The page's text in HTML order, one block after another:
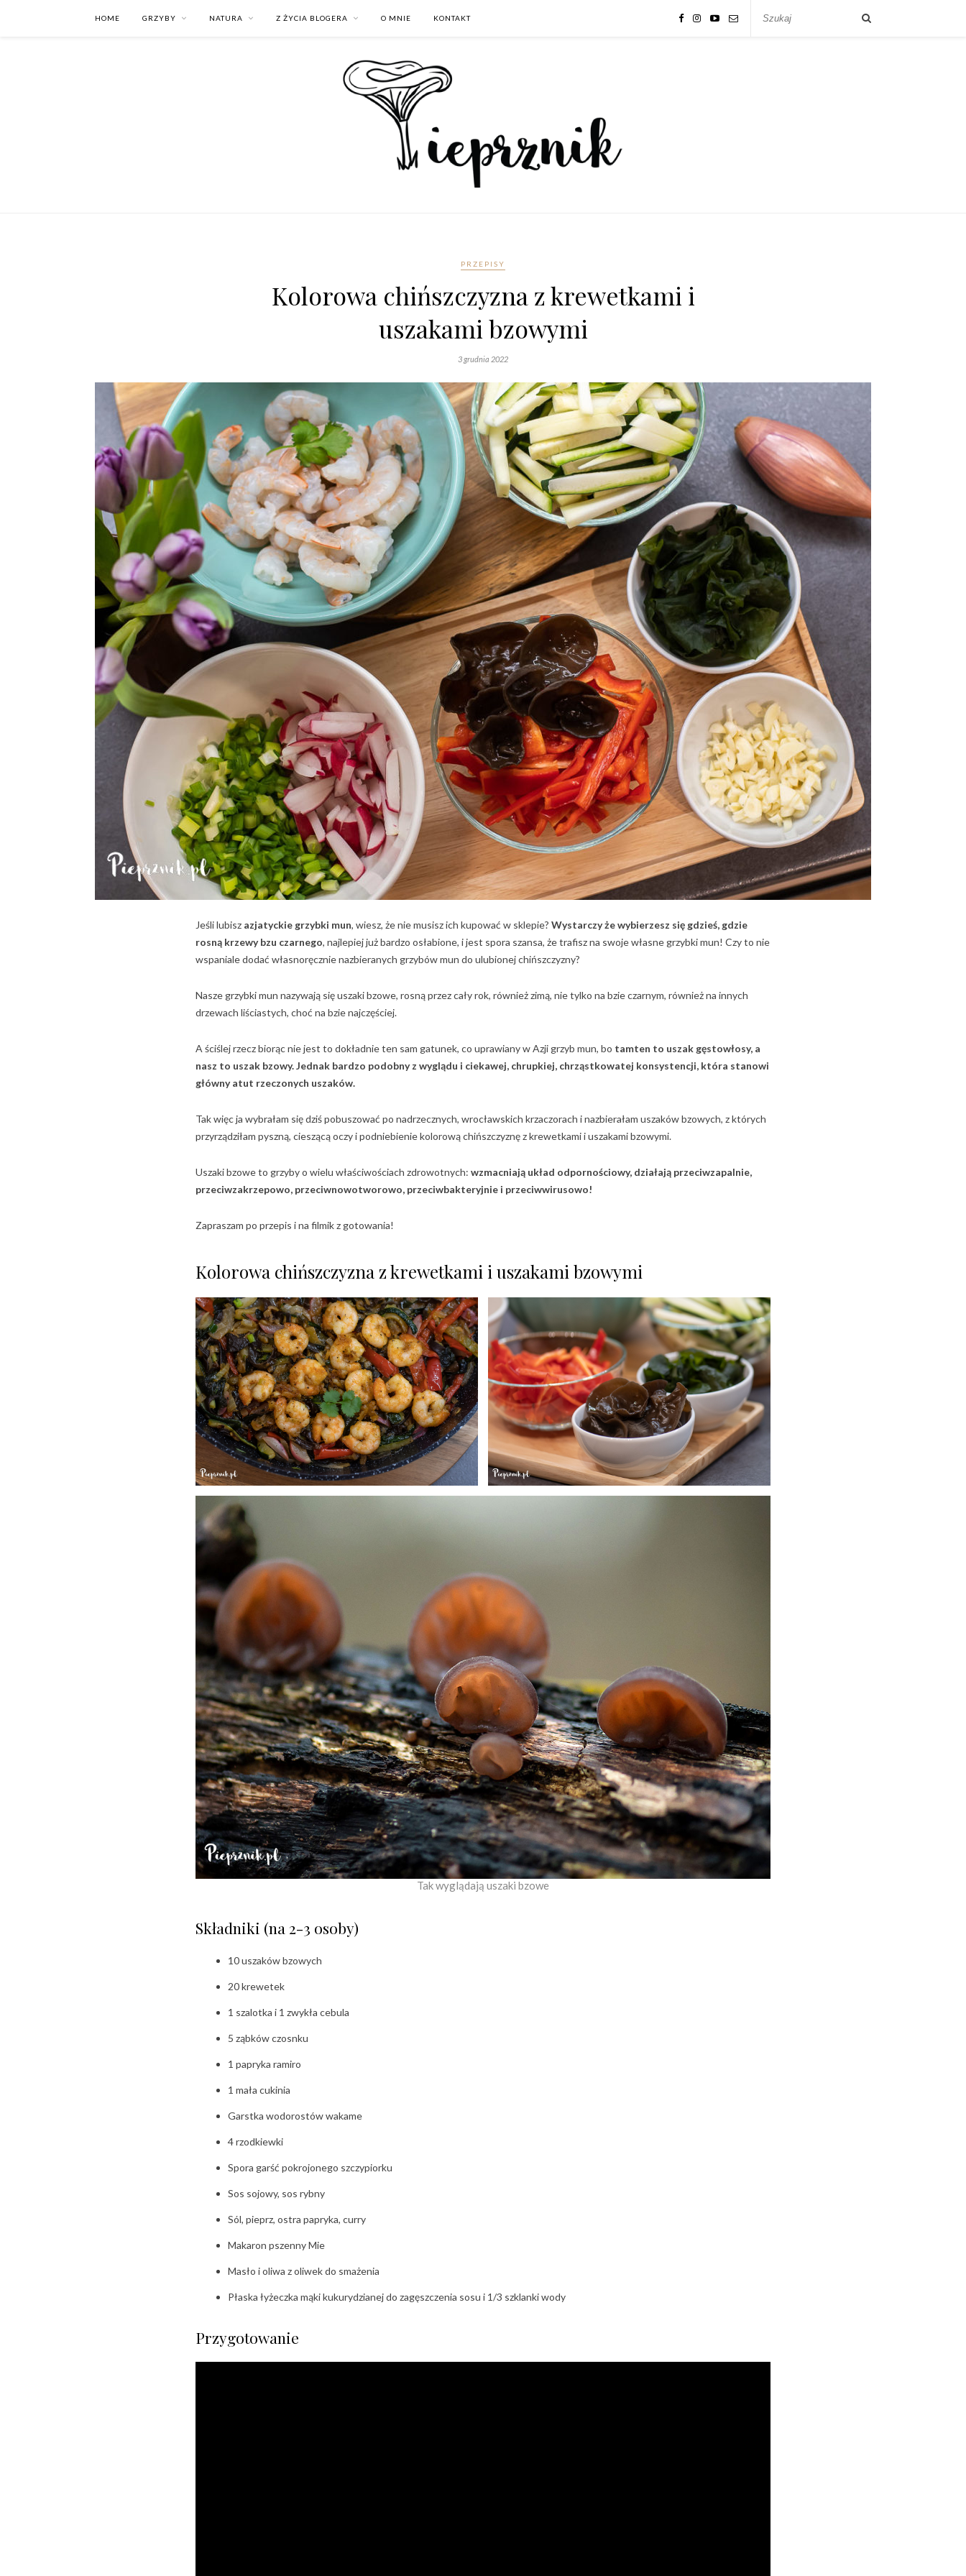
HOME GRZYBY NATURA Z ŻYCIA BLOGERA O MNIE KONTAKT
PRZEPISY
Kolorowa chińszczyzna z krewetkami i
uszakami bzowymi
3 grudnia 2022
Jeśli lubisz azjatyckie grzybki mun, wiesz, że nie musisz ich kupować w sklepie? Wystarczy że wybierzesz się gdzieś, gdzie
rosną krzewy bzu czarnego, najlepiej już bardzo osłabione, i jest spora szansa, że trafisz na swoje własne grzybki mun! Czy to nie
wspaniale dodać własnoręcznie nazbieranych grzybów mun do ulubionej chińszczyzny?
Nasze grzybki mun nazywają się uszaki bzowe, rosną przez cały rok, również zimą, nie tylko na bzie czarnym, również na innych
drzewach liściastych, choć na bzie najczęściej.
A ściślej rzecz biorąc nie jest to dokładnie ten sam gatunek, co uprawiany w Azji grzyb mun, bo tamten to uszak gęstowłosy, a
nasz to uszak bzowy.Jednak bardzo podobny z wyglądu i ciekawej, chrupkiej, chrząstkowatej konsystencji, która stanowi
główny atut rzeczonych uszaków.
Tak więc ja wybrałam się dziś pobuszować po nadrzecznych, wrocławskich krzaczorach i nazbierałam uszaków bzowych, z których
przyrządziłam pyszną, cieszącą oczy i podniebienie kolorową chińszczyznę z krewetkami i uszakami bzowymi.
Uszaki bzowe to grzyby o wielu właściwościach zdrowotnych: wzmacniają układ odpornościowy, działają przeciwzapalnie,
przeciwzakrzepowo, przeciwnowotworowo, przeciwbakteryjnie i przeciwwirusowo!
Zapraszam po przepis i na filmik z gotowania!
Kolorowa chińszczyzna z krewetkami i uszakami bzowymi
Tak wyglądają uszaki bzowe
Składniki (na 2-3 osoby)
10 uszaków bzowych
20 krewetek
1 szalotka i 1 zwykła cebula
5 ząbków czosnku
1 papryka ramiro
1 mała cukinia
Garstka wodorostów wakame
4 rzodkiewki
Spora garść pokrojonego szczypiorku
Sos sojowy, sos rybny
Sól, pieprz, ostra papryka, curry
Makaron pszenny Mie
Masło i oliwa z oliwek do smażenia
Płaska łyżeczka mąki kukurydzianej do zagęszczenia sosu i 1/3 szklanki wody
Przygotowanie